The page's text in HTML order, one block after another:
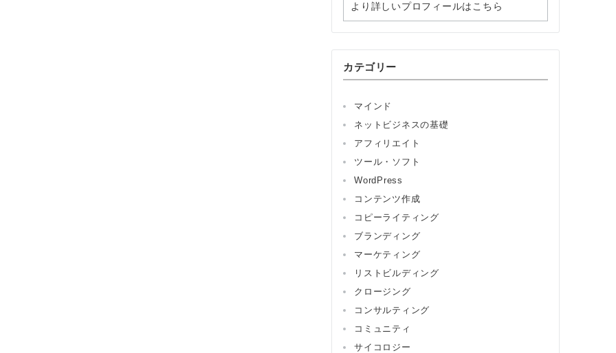
より詳しいプロフィールはこちら
カテゴリー
マインド
ネットビジネスの基礎
アフィリエイト
ツール・ソフト
WordPress
コンテンツ作成
コピーライティング
ブランディング
マーケティング
リストビルディング
クロージング
コンサルティング
コミュニティ
サイコロジー